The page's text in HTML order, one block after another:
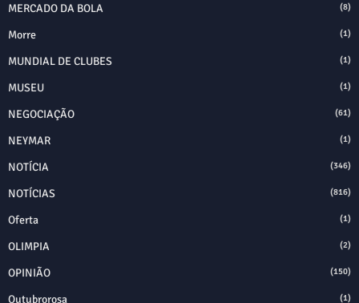
MERCADO DA BOLA (8)
Morre (1)
MUNDIAL DE CLUBES (1)
MUSEU (1)
NEGOCIAÇÃO (61)
NEYMAR (1)
NOTÍCIA (346)
NOTÍCIAS (816)
Oferta (1)
OLIMPIA (2)
OPINIÃO (150)
Outubrorosa (1)